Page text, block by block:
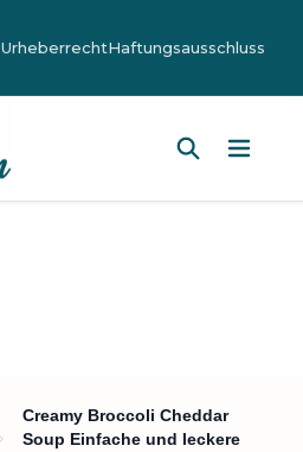
UrheberrechtHaftungsausschluss
Creamy Broccoli Cheddar
Soup Einfache und leckere